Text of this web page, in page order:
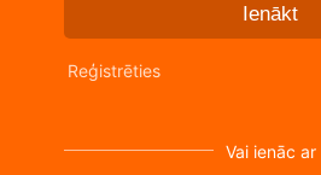
Ienākt
Reģistrēties
Vai ienāc ar